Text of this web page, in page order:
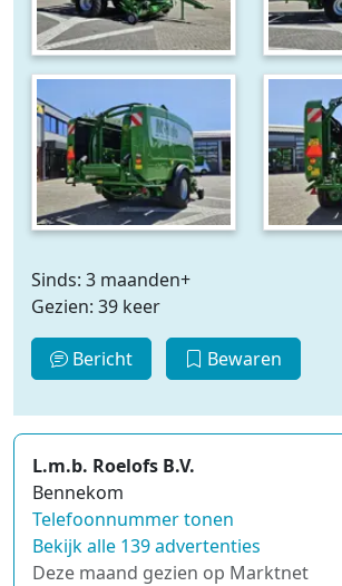
Sinds: 3 maanden+
Gezien: 39 keer
Bericht Bewaren
L.m.b. Roelofs B.V.
Bennekom
Telefoonnummer tonen
Bekijk alle 139 advertenties
Deze maand gezien op Marktnet